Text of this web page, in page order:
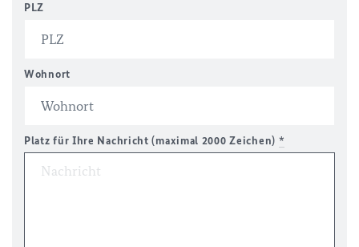
PLZ
Wohnort
Platz für Ihre Nachricht (maximal 2000 Zeichen) *